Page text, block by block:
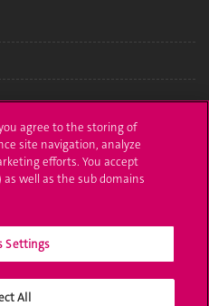
you agree to the storing of
site navigation, analyze
efforts. You accept
well as the sub domains
Settings
All